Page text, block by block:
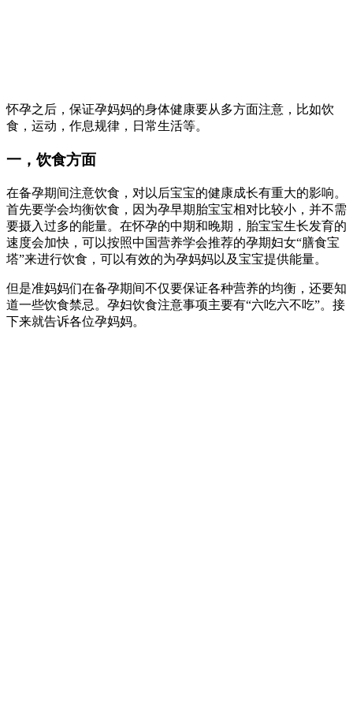
怀孕之后，保证孕妈妈的身体健康要从多方面注意，比如饮
食，运动，作息规律，日常生活等。
一，饮食方面
在备孕期间注意饮食，对以后宝宝的健康成长有重大的影响。
首先要学会均衡饮食，因为孕早期胎宝宝相对比较小，并不需
要摄入过多的能量。在怀孕的中期和晚期，胎宝宝生长发育的
速度会加快，可以按照中国营养学会推荐的孕期妇女“膳食宝
塔”来进行饮食，可以有效的为孕妈妈以及宝宝提供能量。
但是准妈妈们在备孕期间不仅要保证各种营养的均衡，还要知
道一些饮食禁忌。孕妇饮食注意事项主要有“六吃六不吃”。接
下来就告诉各位孕妈妈。